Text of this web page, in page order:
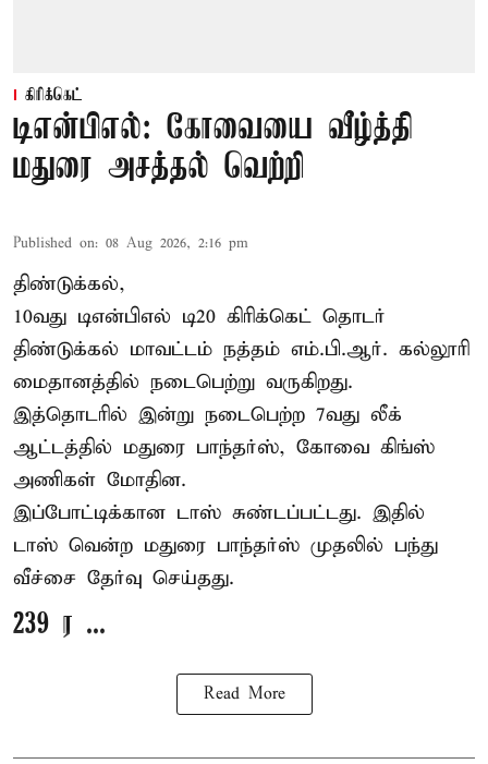
கிரிக்கெட்
டிஎன்பிஎல்: கோவையை வீழ்த்தி
மதுரை அசத்தல் வெற்றி
Published on: 08 Aug 2026, 2:16 pm
திண்டுக்கல்,
10வது டிஎன்பிஎல் டி20 கிரிக்கெட் தொடர்
திண்டுக்கல் மாவட்டம் நத்தம் எம்.பி.ஆர். கல்லூரி
மைதானத்தில் நடைபெற்று வருகிறது.
இத்தொடரில் இன்று நடைபெற்ற 7வது லீக்
ஆட்டத்தில் மதுரை பாந்தர்ஸ், கோவை கிங்ஸ்
அணிகள் மோதின.
இப்போட்டிக்கான டாஸ் சுண்டப்பட்டது. இதில்
டாஸ் வென்ற மதுரை பாந்தர்ஸ் முதலில் பந்து
வீச்சை தேர்வு செய்தது.
239 ர ...
Read More